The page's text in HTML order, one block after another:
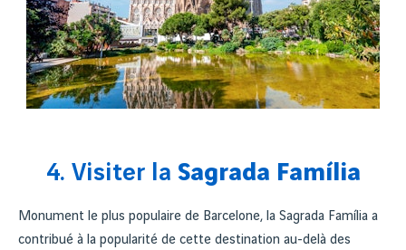
4. Visiter la Sagrada Família
Monument le plus populaire de Barcelone, la Sagrada Família a
contribué à la popularité de cette destination au-delà des